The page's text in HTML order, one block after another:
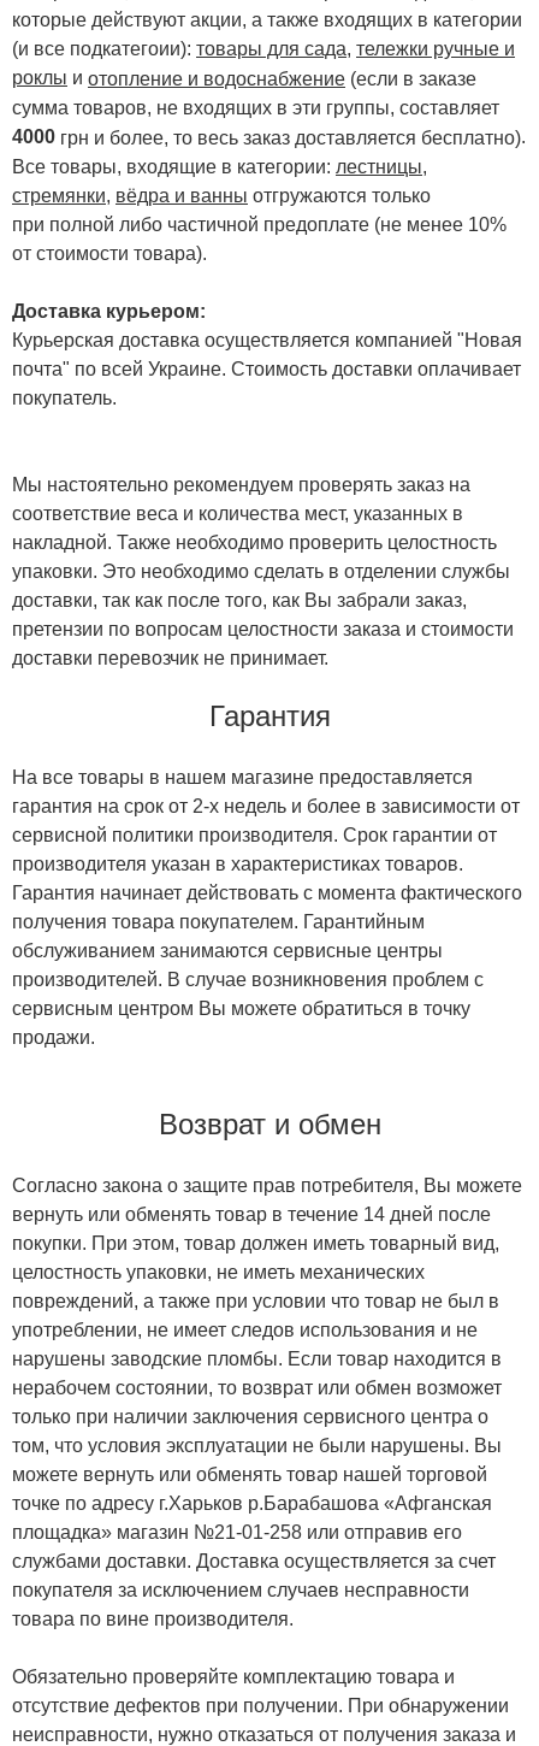
которые действуют акции, а также входящих в категории
(и все подкатегоии): товары для сада, тележки ручные и
роклы и отопление и водоснабжение (если в заказе
сумма товаров, не входящих в эти группы, составляет
4000 грн и более, то весь заказ доставляется бесплатно).
Все товары, входящие в категории: лестницы,
стремянки, вёдра и ванны отгружаются только
при полной либо частичной предоплате (не менее 10%
от стоимости товара).
Доставка курьером:
Курьерская доставка осуществляется компанией "Новая
почта" по всей Украине. Стоимость доставки оплачивает
покупатель.
Мы настоятельно рекомендуем проверять заказ на
соответствие веса и количества мест, указанных в
накладной. Также необходимо проверить целостность
упаковки. Это необходимо сделать в отделении службы
доставки, так как после того, как Вы забрали заказ,
претензии по вопросам целостности заказа и стоимости
доставки перевозчик не принимает.
Гарантия
На все товары в нашем магазине предоставляется
гарантия на срок от 2-х недель и более в зависимости от
сервисной политики производителя. Срок гарантии от
производителя указан в характеристиках товаров.
Гарантия начинает действовать с момента фактического
получения товара покупателем. Гарантийным
обслуживанием занимаются сервисные центры
производителей. В случае возникновения проблем с
сервисным центром Вы можете обратиться в точку
продажи.
Возврат и обмен
Согласно закона о защите прав потребителя, Вы можете
вернуть или обменять товар в течение 14 дней после
покупки. При этом, товар должен иметь товарный вид,
целостность упаковки, не иметь механических
повреждений, а также при условии что товар не был в
употреблении, не имеет следов использования и не
нарушены заводские пломбы. Если товар находится в
нерабочем состоянии, то возврат или обмен возможет
только при наличии заключения сервисного центра о
том, что условия эксплуатации не были нарушены. Вы
можете вернуть или обменять товар нашей торговой
точке по адресу г.Харьков р.Барабашова «Афганская
площадка» магазин №21-01-258 или отправив его
службами доставки. Доставка осуществляется за счет
покупателя за исключением случаев несправности
товара по вине производителя.
Обязательно проверяйте комплектацию товара и
отсутствие дефектов при получении. При обнаружении
неисправности, нужно отказаться от получения заказа и